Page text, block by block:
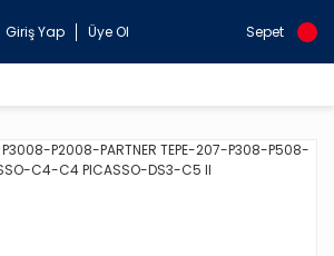
Giriş Yap Üye Ol Sepet